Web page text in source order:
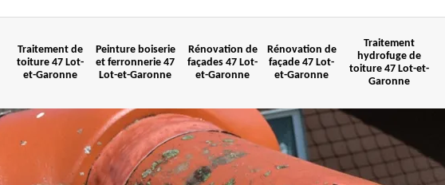
Traitement de
toiture 47 Lot-
et-Garonne
Peinture boiserie
et ferronnerie 47
Lot-et-Garonne
Rénovation de
façades 47 Lot-
et-Garonne
Rénovation de
façade 47 Lot-
et-Garonne
Traitement
hydrofuge de
toiture 47 Lot-et-
Garonne